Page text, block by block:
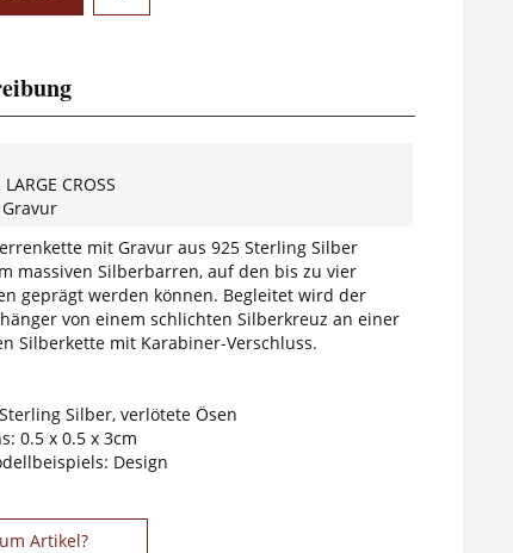
CROSS
mit Gravur aus 925 Sterling Silber
massiven Silberbarren, auf den bis zu vier
geprägt werden können. Begleitet wird der
von einem schlichten Silberkreuz an einer
Silberkette mit Karabiner-Verschluss.
Silber, verlötete Ösen
0.5 x 0.5 x 3cm
Design
Artikel?